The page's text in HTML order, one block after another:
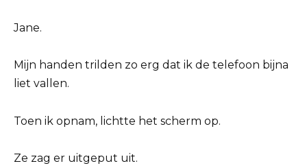
Jane.
Mijn handen trilden zo erg dat ik de telefoon bijna
liet vallen.
Toen ik opnam, lichtte het scherm op.
Ze zag er uitgeput uit.